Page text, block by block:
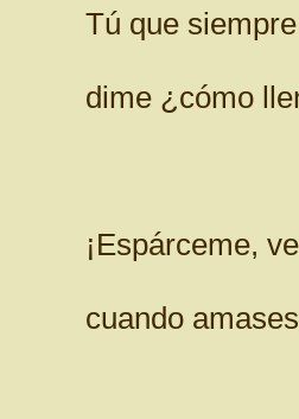
Tú que
dime ¿cómo
¡Espárceme,
cuando